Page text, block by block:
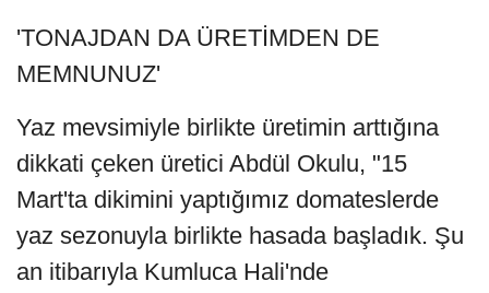
'TONAJDAN DA ÜRETİMDEN DE
MEMNUNUZ'
Yaz mevsimiyle birlikte üretimin arttığına
dikkati çeken üretici Abdül Okulu, "15
Mart'ta dikimini yaptığımız domateslerde
yaz sezonuyla birlikte hasada başladık. Şu
an itibarıyla Kumluca Hali'nde